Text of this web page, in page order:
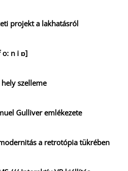
projekt a lakhatásról
o: n i ɒ]
hely szelleme
Gulliver emlékezete
a retrotópia tükrében